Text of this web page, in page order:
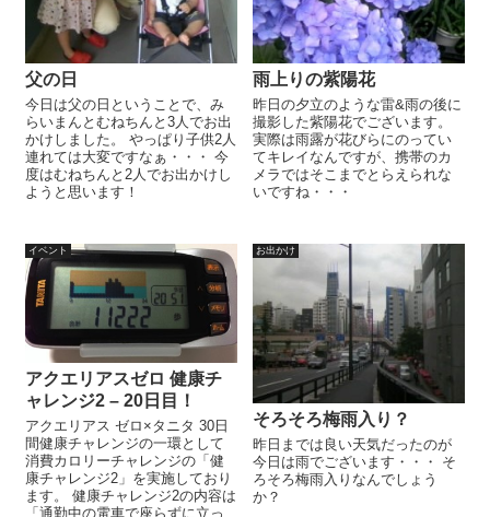
父の日
今日は父の日ということで、み
らいまんとむねちんと3人でお出
かけしました。 やっぱり子供2人
連れては大変ですなぁ・・・ 今
度はむねちんと2人でお出かけし
ようと思います！
雨上りの紫陽花
昨日の夕立のような雷&雨の後に
撮影した紫陽花でございます。
実際は雨露が花びらにのってい
てキレイなんですが、携帯のカ
メラではそこまでとらえられな
いですね・・・
イベント
アクエリアスゼロ 健康チ
ャレンジ2 – 20日目！
アクエリアス ゼロ×タニタ 30日
間健康チャレンジの一環として
消費カロリーチャレンジの「健
康チャレンジ2」を実施しており
ます。 健康チャレンジ2の内容は
「通勤中の電車で座らずに立っ
お出かけ
そろそろ梅雨入り？
昨日までは良い天気だったのが
今日は雨でございます・・・ そ
ろそろ梅雨入りなんでしょう
か？